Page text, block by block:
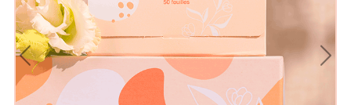
Vous aimerez aussi :